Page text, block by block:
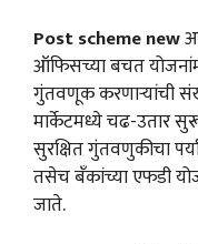
Post scheme new
ऑफिसच्या बचत
गुंतवणूक करणाऱ्यांची
मार्केटमध्ये चढ-उतार
सुरक्षित गुंतवणुकीचा
तसेच बँकांच्या एफडी
जाते.